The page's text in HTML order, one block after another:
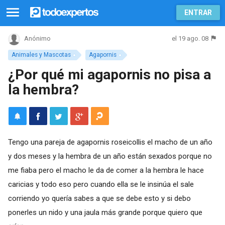
ENTRAR
Animales y Mascotas Agapornis
Anónimo el 19 ago. 08
¿Por qué mi agapornis no pisa a
la hembra?
Tengo una pareja de agapornis roseicollis el macho de un año
y dos meses y la hembra de un año están sexados porque no
me fiaba pero el macho le da de comer a la hembra le hace
caricias y todo eso pero cuando ella se le insinúa el sale
corriendo yo quería sabes a que se debe esto y si debo
ponerles un nido y una jaula más grande porque quiero que